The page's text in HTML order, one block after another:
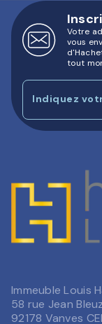
Votre
vous
tout
Indiquez
Immeuble Louis
58 rue Jean
92178 Vanves